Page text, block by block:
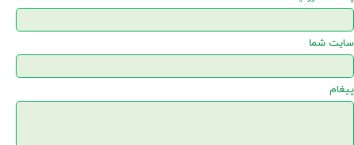
سایت شما
پیغام